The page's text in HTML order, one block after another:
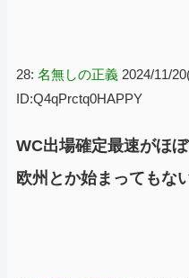
28: 名無しの正義 2024/11/
ID:Q4qPrctq0HAPPY
WC出場確定最速がほ
欧州とか始まってもな